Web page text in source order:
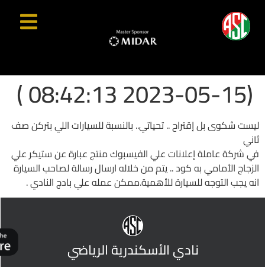
(2023-05-15 08:42:13 )
ليست شكوى بل إقتراح .. تحياتي.. بالنسبة للسيارات اللي بتركن صف
ثاني
في شركة عاملة إعلانات علي الفيسبوك منتج عبارة عن ستيكر علي
الزجاج الأمامي به كود .. يتم من خلاله ارسال رسالة لصاحب السيارة
انه يجب التوجه للسيارة للأهمية.ممكن عمله علي بادج النادي .
نادي الأسكندرية الرياضي